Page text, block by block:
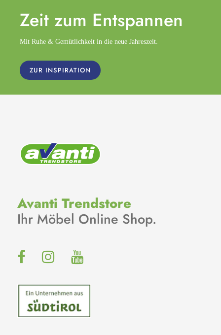
Zeit zum Entspannen
Mit Ruhe & Gemütlichkeit in die neue Jahreszeit.
ZUR INSPIRATION
Avanti Trendstore
Ihr Möbel Online Shop.